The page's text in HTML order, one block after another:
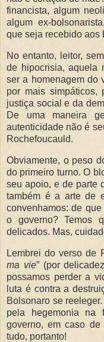
financista, algum
algum ex-
que seja recebido aos
No entanto, leitor,
de hipocrisia, aquela
ser a homenagem do
por mais simpáticos,
justiça social e da
De uma maneira
autenticidade não é
Rochefoucauld.
Obviamente, o peso
do primeiro turno. O
seu apoio, e de parte
também é a arte de
convenhamos: de
o governo? Temos
delicados. Mas,
Lembrei do verso de
ma vie” (por
possamos perder a
luta é contra a
Bolsonaro se
pela hegemonia na
governo, em caso
tudo, portanto!